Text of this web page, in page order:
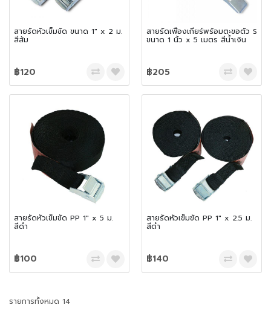
สายรัดหัวเข็มขัด ขนาด 1″ x 2 ม.
สีส้ม
฿120
สายรัดเฟืองเกียร์พร้อมตะขอตัว S
ขนาด 1 นิ้ว x 5 เมตร สีน้ำเงิน
฿205
สายรัดหัวเข็มขัด PP 1″ x 5 ม.
สีดำ
฿100
สายรัดหัวเข็มขัด PP 1″ x 2.5 ม.
สีดำ
฿140
รายการทั้งหมด 14